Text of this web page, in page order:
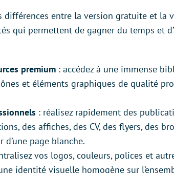
différences entre la version gratuite et la
qui permettent de gagner du temps et
premium : accédez à une immense
et éléments graphiques de qualité
: réalisez rapidement des
des affiches, des CV, des flyers, des
page blanche.
vos logos, couleurs, polices et
identité visuelle homogène sur